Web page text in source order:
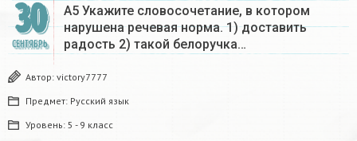
30
СЕНТЯБРЬ
А5 Укажите словосочетание, в котором
нарушена речевая норма. 1) доставить
радость 2) такой белоручка…
Автор: victory7777
Предмет: Русский язык
Уровень: 5 - 9 класс